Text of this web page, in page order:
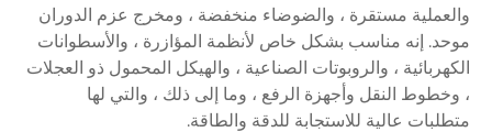
والعملية مستقرة ، والضوضاء منخفضة ، ومخرج عزم الدوران
موحد. إنه مناسب بشكل خاص لأنظمة المؤازرة ، والأسطوانات
الكهربائية ، والروبوتات الصناعية ، والهيكل المحمول ذو العجلات
، وخطوط النقل وأجهزة الرفع ، وما إلى ذلك ، والتي لها
متطلبات عالية للاستجابة للدقة والطاقة.